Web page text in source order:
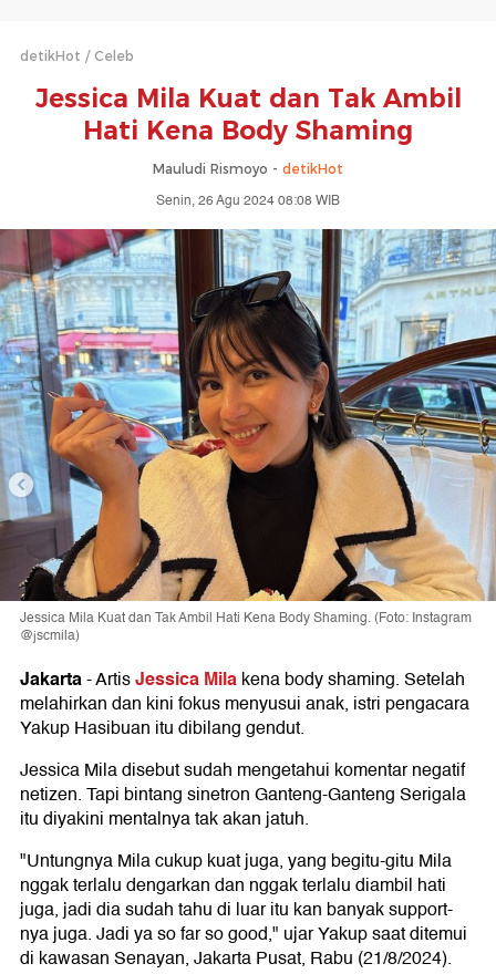
detikHot Celeb
Jessica Mila Kuat dan Tak Ambil
Hati Kena Body Shaming
Mauludi Rismoyo - detikHot
Senin, 26 Agu 2024 08:08 WIB
Jessica Mila Kuat dan Tak Ambil Hati Kena Body Shaming. (Foto: Instagram
@jscmila)
Jakarta-ArtisJessica Milakena body shaming. Setelah
melahirkan dan kini fokus menyusui anak, istri pengacara
Yakup Hasibuan itu dibilang gendut.
Jessica Mila disebut sudah mengetahui komentar negatif
netizen. Tapi bintang sinetron Ganteng-Ganteng Serigala
itu diyakini mentalnya tak akan jatuh.
"Untungnya Mila cukup kuat juga, yang begitu-gitu Mila
nggak terlalu dengarkan dan nggak terlalu diambil hati
juga, jadi dia sudah tahu di luar itu kan banyak support-
nya juga. Jadi ya so far so good," ujar Yakup saat ditemui
di kawasan Senayan, Jakarta Pusat, Rabu (21/8/2024).